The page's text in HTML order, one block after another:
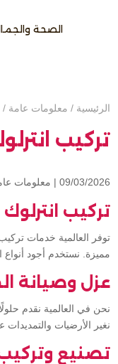
الصحة
الرئيسية / معلومات عامة /
تركيب
09/03/2026 | معلومات
تركيب
توفر العالمية خدمات
مميزة. نستخدم أجود أنواع
عزل وصيانة
نحن في العالمية نقدم
نغير الأرضيات
تصنيع